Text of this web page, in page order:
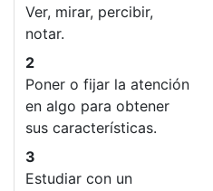
Ver, mirar, percibir,
notar.
2
Poner o fijar la atención
en algo para obtener
sus características.
3
Estudiar con un